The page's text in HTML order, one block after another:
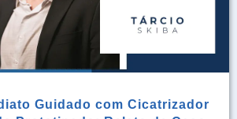
Guidado com Cicatrizador